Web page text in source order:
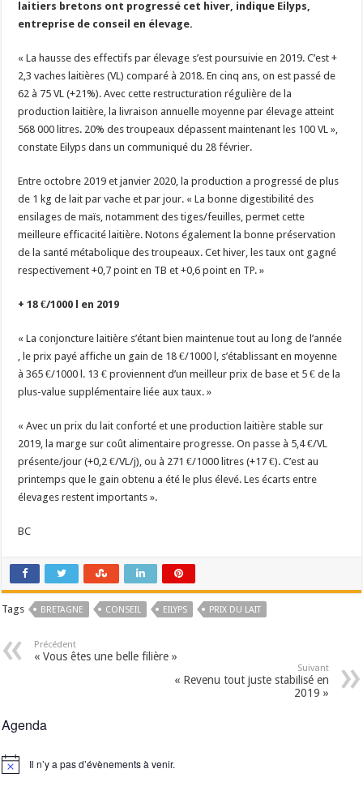
Un été fructueux pour Lactalis
laitiers bretons ont progressé cet hiver, indique Eilyps,
entreprise de conseil en élevage.
« La hausse des effectifs par élevage s’est poursuivie en 2019. C’est +
2,3 vaches laitières (VL) comparé à 2018. En cinq ans, on est passé de
62 à 75 VL (+21%). Avec cette restructuration régulière de la
production laitière, la livraison annuelle moyenne par élevage atteint
568 000 litres. 20% des troupeaux dépassent maintenant les 100 VL »,
constate Eilyps dans un communiqué du 28 février.
Entre octobre 2019 et janvier 2020, la production a progressé de plus
de 1 kg de lait par vache et par jour. « La bonne digestibilité des
ensilages de maïs, notamment des tiges/feuilles, permet cette
meilleure efficacité laitière. Notons également la bonne préservation
de la santé métabolique des troupeaux. Cet hiver, les taux ont gagné
respectivement +0,7 point en TB et +0,6 point en TP. »
+ 18 €/1000 l en 2019
« La conjoncture laitière s’étant bien maintenue tout au long de l’année
, le prix payé affiche un gain de 18 €/1000 l, s’établissant en moyenne
à 365 €/1000 l. 13 € proviennent d’un meilleur prix de base et 5 € de la
plus-value supplémentaire liée aux taux. »
« Avec un prix du lait conforté et une production laitière stable sur
2019, la marge sur coût alimentaire progresse. On passe à 5,4 €/VL
présente/jour (+0,2 €/VL/j), ou à 271 €/1000 litres (+17 €). C’est au
printemps que le gain obtenu a été le plus élevé. Les écarts entre
élevages restent importants ».
BC
Tags BRETAGNE CONSEIL EILYPS PRIX DU LAIT
Précédent
« Vous êtes une belle filière »
Suivant
« Revenu tout juste stabilisé en
2019 »
Agenda
Notice Il n’y a pas d’évènements à venir.